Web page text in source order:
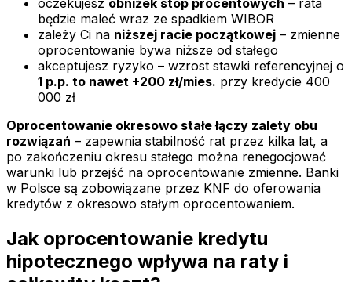
oczekujesz obniżek stóp procentowych – rata
będzie maleć wraz ze spadkiem WIBOR
zależy Ci na niższej racie początkowej – zmienne
oprocentowanie bywa niższe od stałego
akceptujesz ryzyko – wzrost stawki referencyjnej o
1 p.p. to nawet +200 zł/mies. przy kredycie 400
000 zł
Oprocentowanie okresowo stałe łączy zalety obu
rozwiązań – zapewnia stabilność rat przez kilka lat, a
po zakończeniu okresu stałego można renegocjować
warunki lub przejść na oprocentowanie zmienne. Banki
w Polsce są zobowiązane przez KNF do oferowania
kredytów z okresowo stałym oprocentowaniem.
Jak oprocentowanie kredytu
hipotecznego wpływa na raty i